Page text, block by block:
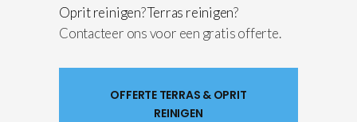
Oprit reinigen?Terras reinigen?
Contacteer ons voor een gratis offerte.
OFFERTE TERRAS & OPRIT
REINIGEN